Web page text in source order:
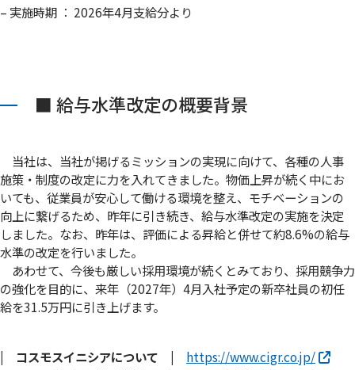
– 実施時期 ： 2026年4月支給分より
■ 給与水準改定の概要背景
当社は、当社が掲げるミッションの実現に向けて、各種の人事
施策・制度の改定に力を入れてきました。物価上昇が続く中にお
いても、従業員が安心して働ける環境を整え、モチベーションの
向上に繋げるため、昨年に引き続き、給与水準改定の実施を決定
しました。なお、昨年は、評価による昇給と併せて約8.6%の給与
水準の改定を行いました。
あわせて、今後も厳しい採用環境が続くとみており、採用競争力
の強化を目的に、来年（2027年）4月入社予定の新卒社員の初任
給を31.5万円に引き上げます。
| コスモスイニシアについて |
https://www.cigr.co.jp/